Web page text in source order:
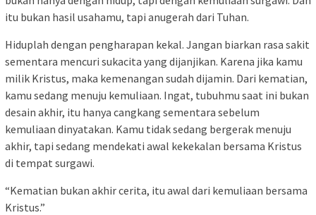
itu bukan hasil usahamu, tapi anugerah dari Tuhan.
Hiduplah dengan pengharapan kekal. Jangan biarkan rasa sakit
sementara mencuri sukacita yang dijanjikan. Karena jika kamu
milik Kristus, maka kemenangan sudah dijamin. Dari kematian,
kamu sedang menuju kemuliaan. Ingat, tubuhmu saat ini bukan
desain akhir, itu hanya cangkang sementara sebelum
kemuliaan dinyatakan. Kamu tidak sedang bergerak menuju
akhir, tapi sedang mendekati awal kekekalan bersama Kristus
di tempat surgawi.
“Kematian bukan akhir cerita, itu awal dari kemuliaan bersama
Kristus.”